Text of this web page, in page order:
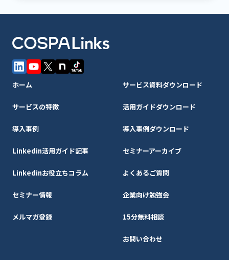
ホーム サービス資料ダウンロード
サービスの特徴 活用ガイドダウンロード
導入事例 導入事例ダウンロード
Linkedin活用ガイド記事 セミナーアーカイブ
Linkedinお役立ちコラム よくあるご質問
セミナー情報 企業向け勉強会
メルマガ登録 15分無料相談
お問い合わせ